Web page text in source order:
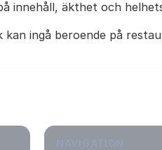
innehåll, äkthet och
kan ingå beroende på